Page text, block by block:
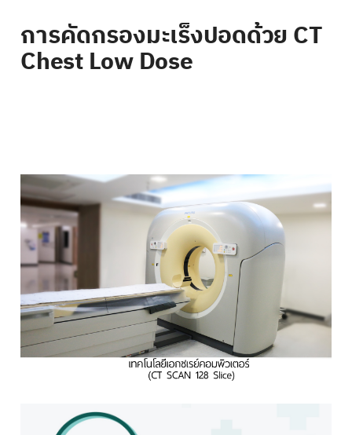
การคัดกรองมะเร็งปอดด้วย CT
Chest Low Dose